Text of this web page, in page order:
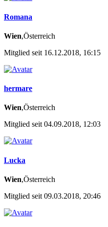
Romana
Wien,Österreich
Mitglied seit 16.12.2018, 16:15
hermare
Wien,Österreich
Mitglied seit 04.09.2018, 12:03
Lucka
Wien,Österreich
Mitglied seit 09.03.2018, 20:46